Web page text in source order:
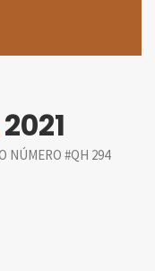
2021
NÚMERO #QH 294